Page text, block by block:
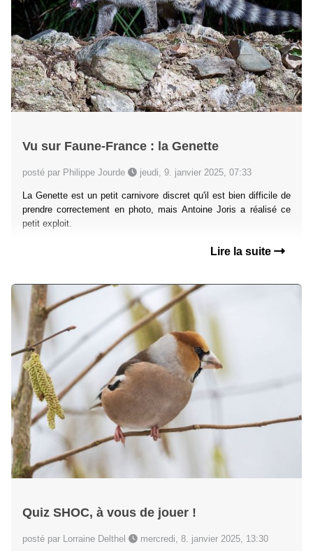
Vu sur Faune-France : la Genette
posté par Philippe Jourde jeudi, 9. janvier 2025, 07:33
La Genette est un petit carnivore discret qu'il est bien difficile de
prendre correctement en photo, mais Antoine Joris a réalisé ce
petit exploit.
Lire la suite
Quiz SHOC, à vous de jouer !
posté par Lorraine Delthel mercredi, 8. janvier 2025, 13:30